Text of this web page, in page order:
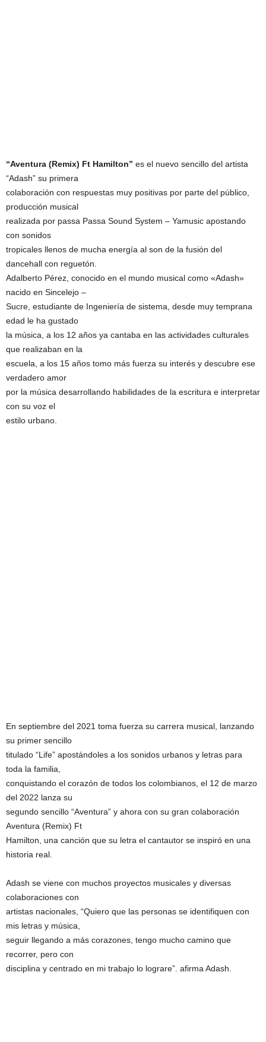
“Aventura (Remix) Ft Hamilton” es el nuevo sencillo del artista
“Adash” su primera
colaboración con respuestas muy positivas por parte del público,
producción musical
realizada por passa Passa Sound System – Yamusic apostando
con sonidos
tropicales llenos de mucha energía al son de la fusión del
dancehall con reguetón.
Adalberto Pérez, conocido en el mundo musical como «Adash»
nacido en Sincelejo –
Sucre, estudiante de Ingeniería de sistema, desde muy temprana
edad le ha gustado
la música, a los 12 años ya cantaba en las actividades culturales
que realizaban en la
escuela, a los 15 años tomo más fuerza su interés y descubre ese
verdadero amor
por la música desarrollando habilidades de la escritura e interpretar
con su voz el
estilo urbano.
En septiembre del 2021 toma fuerza su carrera musical, lanzando
su primer sencillo
titulado “Life” apostándoles a los sonidos urbanos y letras para
toda la familia,
conquistando el corazón de todos los colombianos, el 12 de marzo
del 2022 lanza su
segundo sencillo “Aventura” y ahora con su gran colaboración
Aventura (Remix) Ft
Hamilton, una canción que su letra el cantautor se inspiró en una
historia real.
Adash se viene con muchos proyectos musicales y diversas
colaboraciones con
artistas nacionales, “Quiero que las personas se identifiquen con
mis letras y música,
seguir llegando a más corazones, tengo mucho camino que
recorrer, pero con
disciplina y centrado en mi trabajo lo lograre”. afirma Adash.